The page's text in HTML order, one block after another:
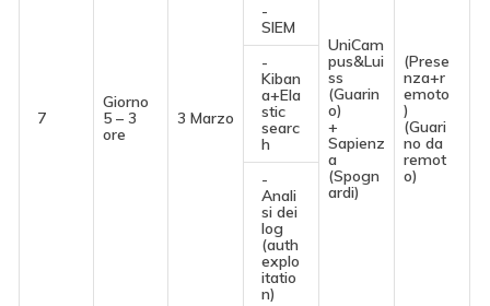
7
Giorno
5 – 3
ore
3 Marzo
UniCam
pus&Lui
ss
(Guarin
o)
+
Sapienz
a
(Spogn
ardi)
(Prese
nza+r
emoto
)
(Guari
no da
remot
o)
-
SIEM
-
Kiban
a+Ela
stic
searc
h
-
Anali
si dei
log
(auth
explo
itatio
n)